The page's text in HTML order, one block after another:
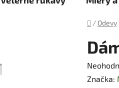
Domov
/ Odevy
Značka: